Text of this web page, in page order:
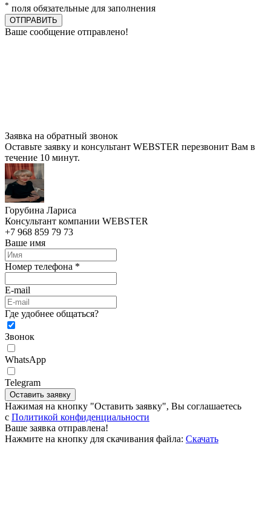
* поля обязательные для заполнения
ОТПРАВИТЬ
Ваше сообщение отправлено!
Заявка на обратный звонок
Оставьте заявку и консультант WEBSTER перезвонит Вам в
течение 10 минут.
Горубина Лариса
Консультант компании WEBSTER
+7 968 859 79 73
Ваше имя
Номер телефона *
E-mail
Где удобнее общаться?
Звонок
WhatsApp
Telegram
Оставить заявку
Нажимая на кнопку "Оставить заявку", Вы соглашаетесь
c Политикой конфиденциальности
Ваше заявка отправлена!
Нажмите на кнопку для скачивания файла: Скачать